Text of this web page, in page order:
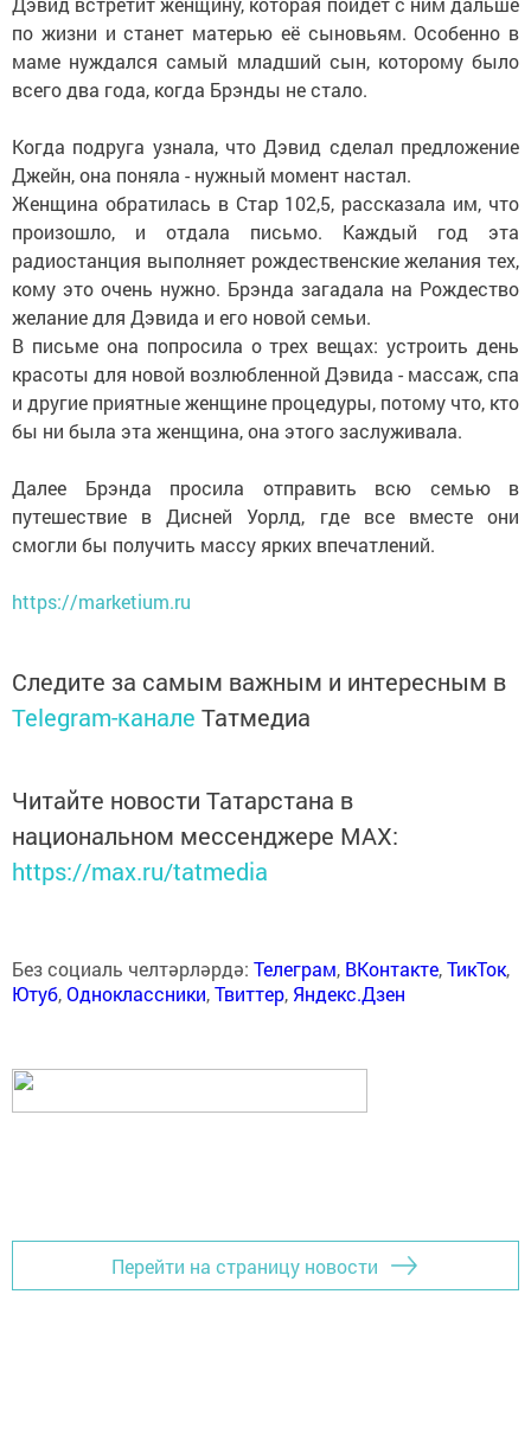
по жизни и станет матерью её сыновьям. Особенно в
маме нуждался самый младший сын, которому было
всего два года, когда Брэнды не стало.
Когда подруга узнала, что Дэвид сделал предложение
Джейн, она поняла - нужный момент настал.
Женщина обратилась в Стар 102,5, рассказала им, что
произошло, и отдала письмо. Каждый год эта
радиостанция выполняет рождественские желания тех,
кому это очень нужно. Брэнда загадала на Рождество
желание для Дэвида и его новой семьи.
В письме она попросила о трех вещах: устроить день
красоты для новой возлюбленной Дэвида - массаж, спа
и другие приятные женщине процедуры, потому что, кто
бы ни была эта женщина, она этого заслуживала.
Далее Брэнда просила отправить всю семью в
путешествие в Дисней Уорлд, где все вместе они
смогли бы получить массу ярких впечатлений.
https://marketium.ru
Следите за самым важным и интересным в
Telegram-канале Татмедиа
Читайте новости Татарстана в
национальном мессенджере MАХ:
https://max.ru/tatmedia
Без социаль челтәрләрдә: Телеграм, ВКонтакте,ТикТок,
Ютуб,Одноклассники,Твиттер, Яндекс.Дзен
Перейти на страницу новости